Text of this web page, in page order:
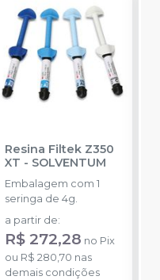
Resina Filtek Z350
XT - SOLVENTUM
Embalagem com 1
seringa de 4g.
a partir de:
R$ 272,28 no Pix
ou R$ 280,70 nas
demais condições